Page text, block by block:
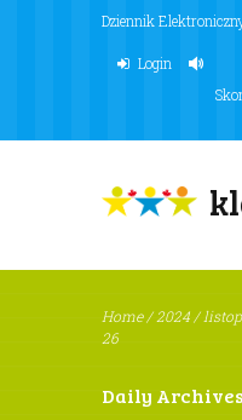
Dziennik
Login
Home/2024/
26
Daily